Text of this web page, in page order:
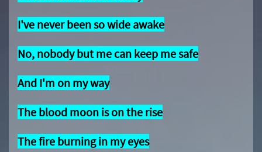
I've never been so wide awake
No, nobody but me can keep me safe
And I'm on my way
The blood moon is on the rise
The fire burning in my eyes